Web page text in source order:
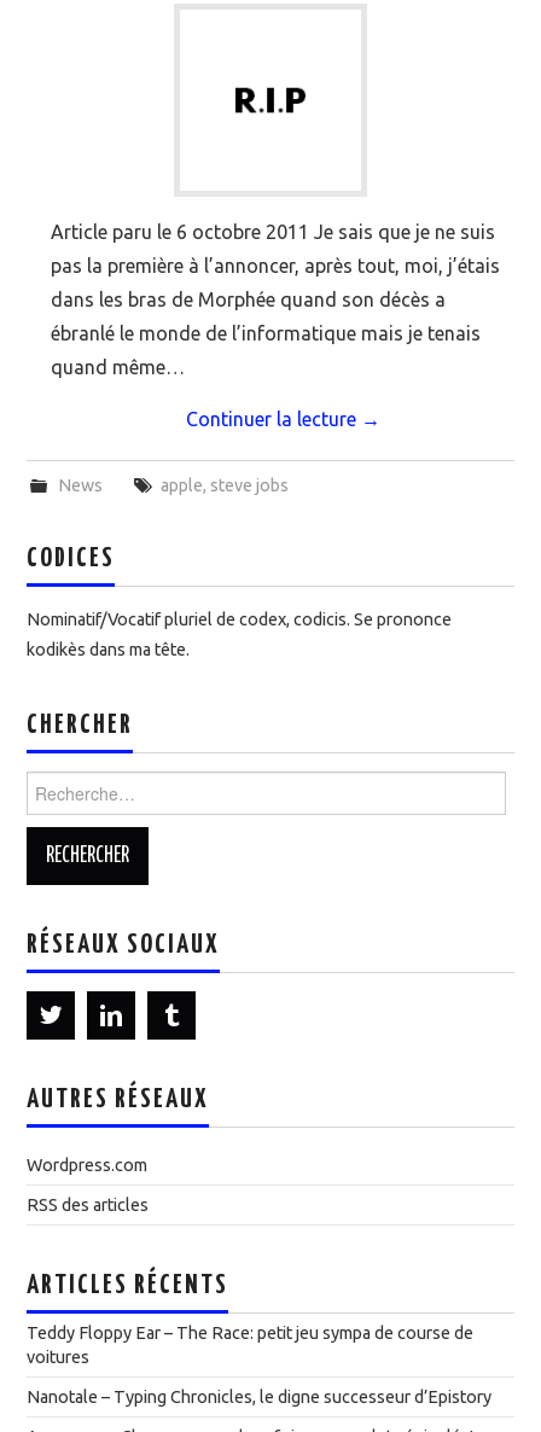
Article paru le 6 octobre 2011 Je sais que je ne suis
pas la première à l’annoncer, après tout, moi, j’étais
dans les bras de Morphée quand son décès a
ébranlé le monde de l’informatique mais je tenais
quand même…
Continuer la lecture →
News apple, steve jobs
CODICES
Nominatif/Vocatif pluriel de codex, codicis. Se prononce
kodikès dans ma tête.
CHERCHER
Rechercher :
RÉSEAUX SOCIAUX
AUTRES RÉSEAUX
Wordpress.com
RSS des articles
ARTICLES RÉCENTS
Teddy Floppy Ear – The Race: petit jeu sympa de course de
voitures
Nanotale – Typing Chronicles, le digne successeur d’Epistory